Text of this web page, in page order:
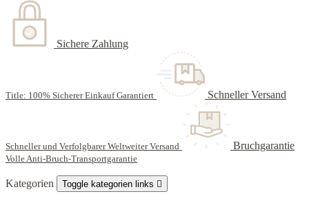
Sichere Zahlung
Title: 100% Sicherer Einkauf Garantiert Schneller Versand
Schneller und Verfolgbarer Weltweiter Versand Bruchgarantie
Volle Anti-Bruch-Transportgarantie
Kategorien Toggle kategorien links 